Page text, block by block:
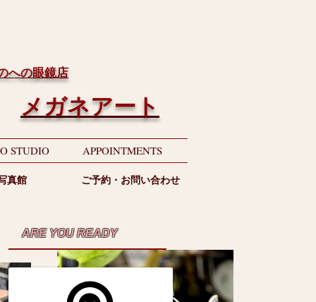
への眼鏡店
メガネアート
STUDIO APPOINTMENTS
真館 ご予約・お問い合わせ
ARE YOU READY